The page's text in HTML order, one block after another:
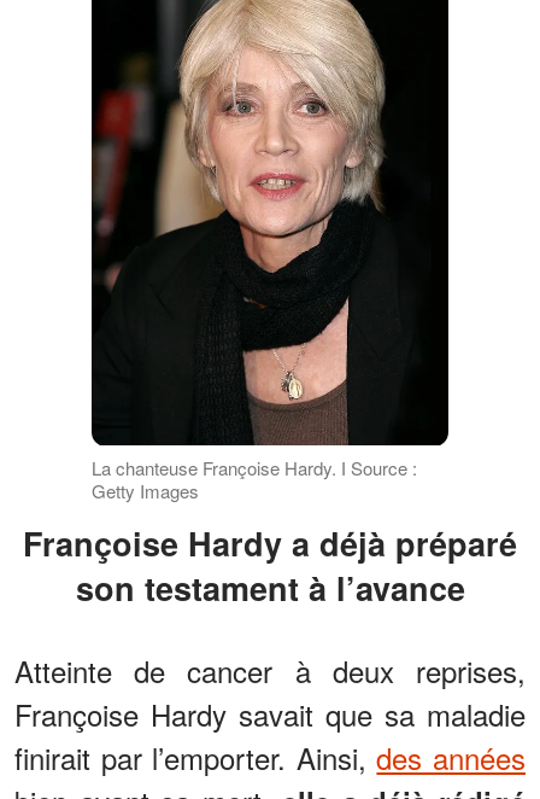
La chanteuse Françoise Hardy. І Source :
Getty Images
Françoise Hardy a déjà préparé
son testament à l’avance
Atteinte de cancer à deux reprises,
Françoise Hardy savait que sa maladie
finirait par l’emporter. Ainsi,des années